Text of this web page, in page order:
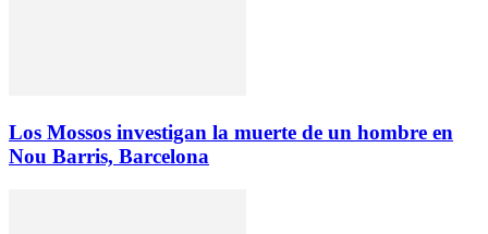
Los Mossos investigan la muerte de un hombre en
Nou Barris, Barcelona